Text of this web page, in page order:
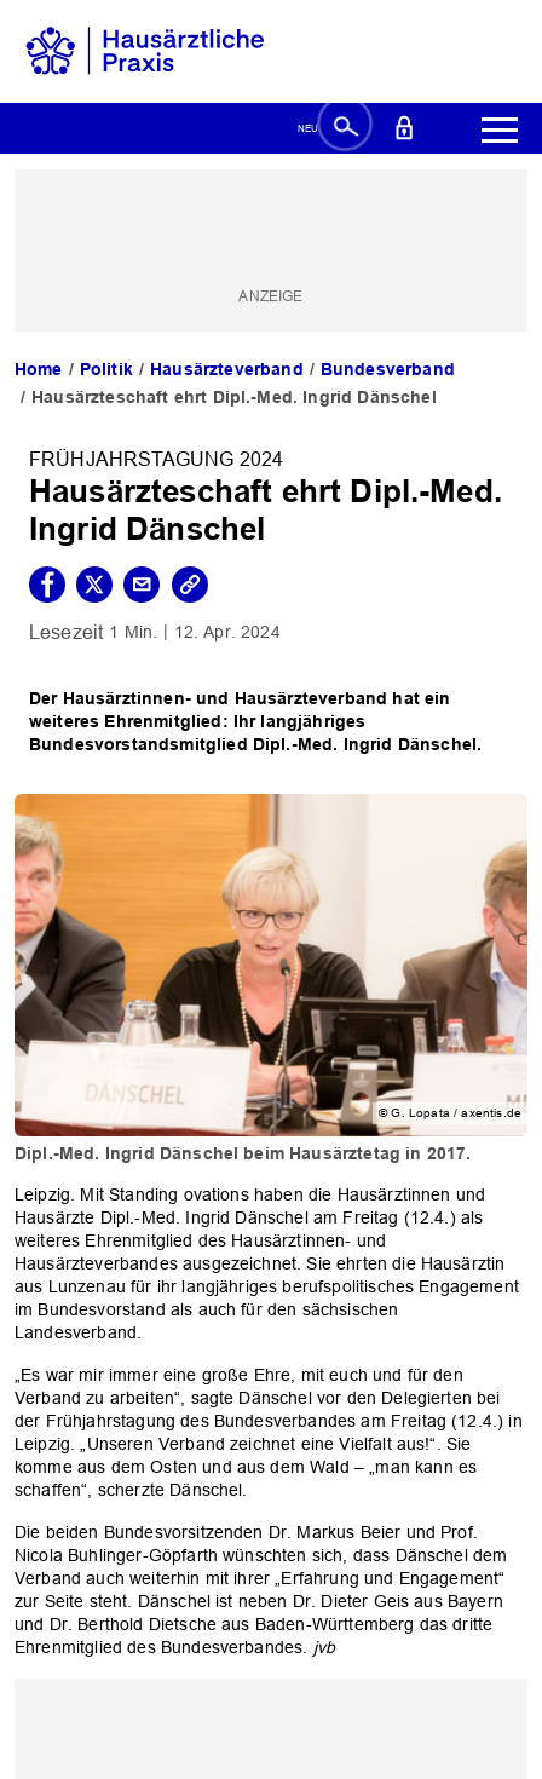
Home Politik Hausärzteverband
Bundesverband
Hausärzteschaft ehrt Dipl.-Med. Ingrid Dänschel
FRÜHJAHRSTAGUNG 2024
Hausärzteschaft ehrt Dipl.-Med.
Ingrid Dänschel
1 Min. 12. Apr. 2024
Der Hausärztinnen- und Hausärzteverband hat ein
weiteres Ehrenmitglied: Ihr langjähriges
Bundesvorstandsmitglied Dipl.-Med. Ingrid Dänschel.
© G. Lopata / axentis.de
Dipl.-Med. Ingrid Dänschel beim Hausärztetag in 2017.
Leipzig. Mit Standing ovations haben die Hausärztinnen und
Hausärzte Dipl.-Med. Ingrid Dänschel am Freitag (12.4.) als
weiteres Ehrenmitglied des Hausärztinnen- und
Hausärzteverbandes ausgezeichnet. Sie ehrten die Hausärztin
aus Lunzenau für ihr langjähriges berufspolitisches Engagement
im Bundesvorstand als auch für den sächsischen
Landesverband.
„Es war mir immer eine große Ehre, mit euch und für den
Verband zu arbeiten“, sagte Dänschel vor den Delegierten bei
der Frühjahrstagung des Bundesverbandes am Freitag (12.4.) in
Leipzig. „Unseren Verband zeichnet eine Vielfalt aus!“. Sie
komme aus dem Osten und aus dem Wald – „man kann es
schaffen“, scherzte Dänschel.
Die beiden Bundesvorsitzenden Dr. Markus Beier und Prof.
Nicola Buhlinger-Göpfarth wünschten sich, dass Dänschel dem
Verband auch weiterhin mit ihrer „Erfahrung und Engagement“
zur Seite steht. Dänschel ist neben Dr. Dieter Geis aus Bayern
und Dr. Berthold Dietsche aus Baden-Württemberg das dritte
Ehrenmitglied des Bundesverbandes. jvb